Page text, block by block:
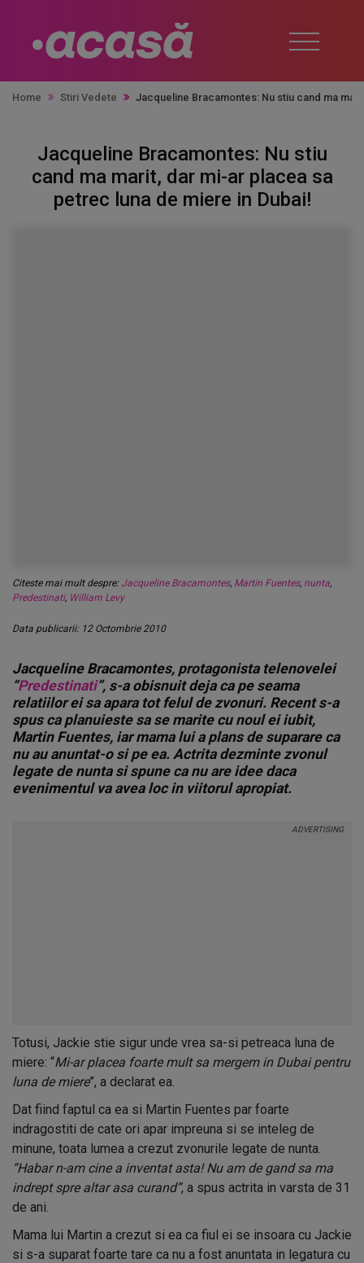
Home Stiri Vedete Jacqueline Bracamontes: Nu stiu cand ma
Jacqueline Bracamontes: Nu stiu
cand ma marit, dar mi-ar placea sa
petrec luna de miere in Dubai!
Citeste mai mult despre: Jacqueline Bracamontes, Martin Fuentes, nunta,
Predestinati, William Levy
Data publicarii: 12 Octombrie 2010
Jacqueline Bracamontes, protagonista telenovelei
“Predestinati”, s-a obisnuit deja ca pe seama
relatiilor ei sa apara tot felul de zvonuri. Recent s-a
spus ca planuieste sa se marite cu noul ei iubit,
Martin Fuentes, iar mama lui a plans de suparare ca
nu au anuntat-o si pe ea. Actrita dezminte zvonul
legate de nunta si spune ca nu are idee daca
evenimentul va avea loc in viitorul apropiat.
Totusi, Jackie stie sigur unde vrea sa-si petreaca luna de
miere: “Mi-ar placea foarte mult sa mergem in Dubai pentru
luna de miere”, a declarat ea.
Dat fiind faptul ca ea si Martin Fuentes par foarte
indragostiti de cate ori apar impreuna si se inteleg de
minune, toata lumea a crezut zvonurile legate de nunta.
“Habar n-am cine a inventat asta! Nu am de gand sa ma
indrept spre altar asa curand”, a spus actrita in varsta de 31
de ani.
Mama lui Martin a crezut si ea ca fiul ei se insoara cu Jackie
si s-a suparat foarte tare ca nu a fost anuntata in legatura cu